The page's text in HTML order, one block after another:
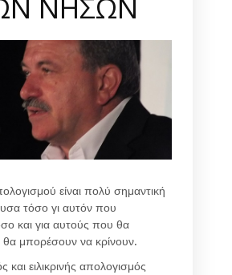
είναι πολύ σημαντική
τόσο γι αυτόν που
και για αυτούς που θα
θα μπορέσουν να κρίνουν.
και ειλικρινής απολογισμός